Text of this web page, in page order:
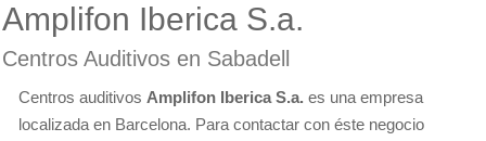
Amplifon Iberica S.a.
Centros Auditivos en Sabadell
Centros auditivos Amplifon Iberica S.a. es una empresa
localizada en Barcelona. Para contactar con éste negocio